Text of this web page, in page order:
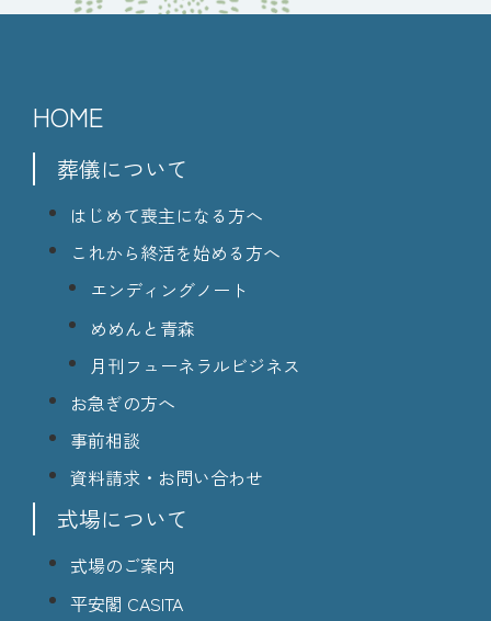
HOME
葬儀について
はじめて喪主になる方へ
これから終活を始める方へ
エンディングノート
めめんと青森
月刊フューネラルビジネス
お急ぎの方へ
事前相談
資料請求・お問い合わせ
式場について
式場のご案内
平安閣 CASITA